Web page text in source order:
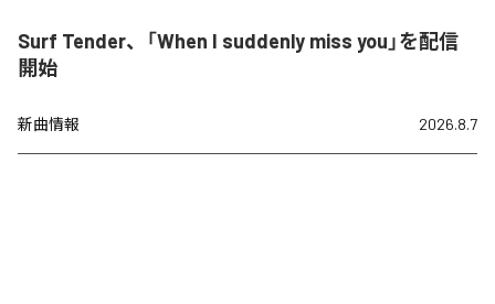
Surf Tender、「When I suddenly miss you」を配信
開始
新曲情報 2026.8.7